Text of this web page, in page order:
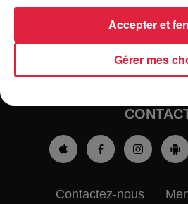
TRAQUEURS D'EMPLOI
JEUX AGENDA
HOROSCOPE
Contactez-nous
Gérer mes
Accepter et